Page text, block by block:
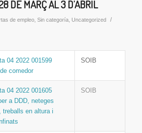
DE MARÇ AL 3 D’ABRIL
de empleo, Sin categoría, Uncategorized /
04 2022 001599
comedor
SOIB
04 2022 001605
a DDD, neteges
treballs en altura i
SOIB